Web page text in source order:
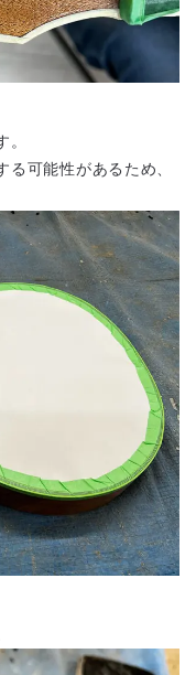
可能性があるため、